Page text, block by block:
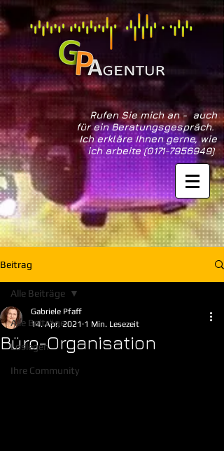
Rufen Sie mich an - auch
für ein Beratungsgespräch.
Ich erkläre Ihnen gerne, wie
ich arbeite(0171-7956949)
Beitrag
Alle Beiträge
Loslegen
Ihre Community
Alle Beiträge
Büro-Organisation
Gabriele Pfaff
14. Apr. 2021 1 Min. Lesezeit